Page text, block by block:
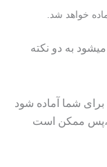
به دو نکته
شما آماده شود
،پس ممکن است